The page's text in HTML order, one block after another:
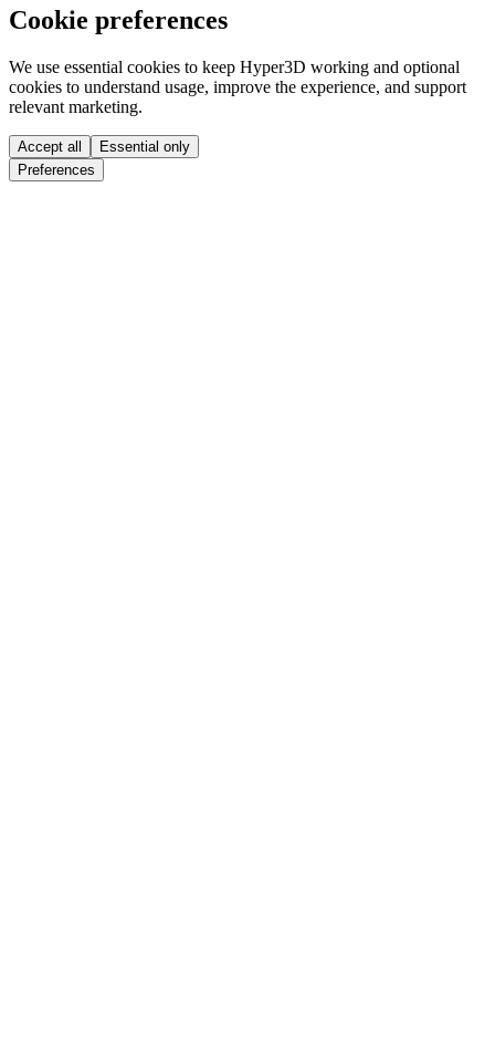
Cookie preferences
We use essential cookies to keep Hyper3D working and optional
cookies to understand usage, improve the experience, and support
relevant marketing.
Accept all
Essential only
Preferences